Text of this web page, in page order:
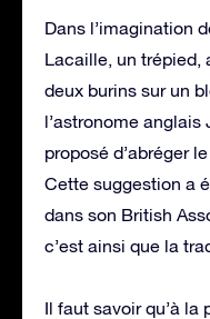
Dans l’imagination
Lacaille, un trépied,
deux burins sur un
l’astronome anglais
proposé d’abréger
Cette suggestion a
dans son British
c’est ainsi que la
Il faut savoir qu’à la